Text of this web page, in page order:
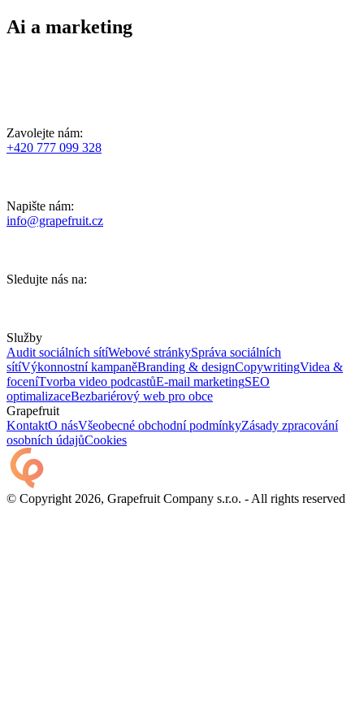
Ai a marketing
Zavolejte nám:
+420 777 099 328
Napište nám:
info@grapefruit.cz
Sledujte nás na:
Služby
Audit sociálních sítíWebové stránkySpráva sociálních
sítíVýkonnostní kampaněBranding & designCopywritingVidea &
foceníTvorba video podcastůE-mail marketingSEO
optimalizaceBezbariérový web pro obce
Grapefruit
KontaktO násVšeobecné obchodní podmínkyZásady zpracování
osobních údajůCookies
© Copyright 2026, Grapefruit Company s.r.o. - All rights reserved